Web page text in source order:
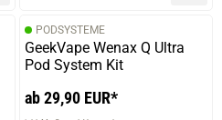
PODSYSTEME
GeekVape Wenax Q Ultra
Pod System Kit
ab 29,90 EUR*